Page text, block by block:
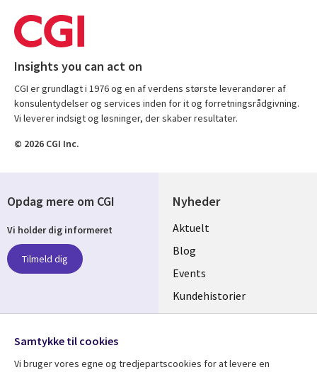
Insights you can act on
CGI er grundlagt i 1976 og en af verdens største leverandører af
konsulentydelser og services inden for it og forretningsrådgivning.
Vi leverer indsigt og løsninger, der skaber resultater.
© 2026 CGI Inc.
Nyheder
Useful
links
DENMARK
Aktuelt
Blog
Events
Kundehistorier
Videoer
Opdag mere om CGI
Vi holder dig informeret
Tilmeld dig
Media
Samtykke til cookies
Vi bruger vores egne og tredjepartscookies for at levere en